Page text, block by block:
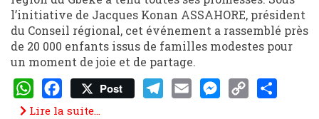
l’initiative de Jacques Konan ASSAHORE, président
du Conseil régional, cet événement a rassemblé près
de 20 000 enfants issus de familles modestes pour
un moment de joie et de partage.
WhatsApp
Facebook
Post
Lire la suite...